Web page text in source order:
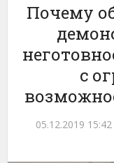
Почему
с
05.12.2019 15:42